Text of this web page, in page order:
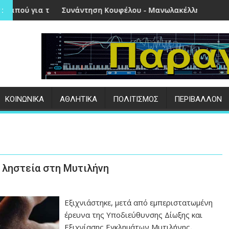
Πέτρα
Κουφέλου - Μανωλακέλλη | Στο επίκεντρο το παλιό
Επιτυχημένες
ΚΟΙΝΩΝΙΚΑ ΑΘΛΗΤΙΚΑ ΠΟΛΙΤΙΣΜΟΣ ΠΕΡΙΒΑΛΛΟΝ
στη Μυτιλήνη
Εξιχνιάστηκε, μετά από εμπεριστατωμένη
έρευνα της Υποδιεύθυνσης Δίωξης και
Εξιχνίασης Εγκλημάτων Μυτιλήνης,